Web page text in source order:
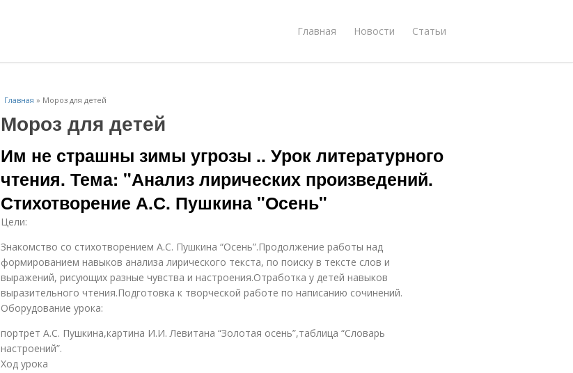
Главная Новости Статьи
Главная » Мороз для детей
Мороз для детей
Им не страшны зимы угрозы .. Урок литературного
чтения. Тема: "Анализ лирических произведений.
Стихотворение А.С. Пушкина "Осень"
Цели:
Знакомство со стихотворением А.С. Пушкина “Осень”.Продолжение работы над
формированием навыков анализа лирического текста, по поиску в тексте слов и
выражений, рисующих разные чувства и настроения.Отработка у детей навыков
выразительного чтения.Подготовка к творческой работе по написанию сочинений.
Оборудование урока:
портрет А.С. Пушкина,картина И.И. Левитана “Золотая осень”,таблица “Словарь
настроений”.
Ход урока